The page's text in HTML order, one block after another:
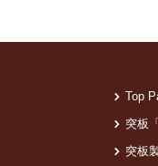
Top
突板
突板